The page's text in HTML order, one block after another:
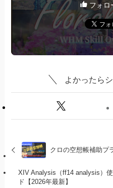
フォロ
よかったら
クロの空想帳補助プ
XIV Analysis（ff14 analysis）
ド【2026年最新】